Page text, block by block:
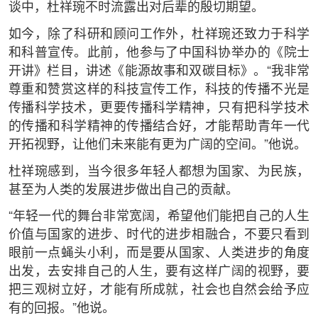
谈中，杜祥琬不时流露出对后辈的殷切期望。
如今，除了科研和顾问工作外，杜祥琬还致力于科学
和科普宣传。此前，他参与了中国科协举办的《院士
开讲》栏目，讲述《能源故事和双碳目标》。“我非常
尊重和赞赏这样的科技宣传工作，科技的传播不光是
传播科学技术，更要传播科学精神，只有把科学技术
的传播和科学精神的传播结合好，才能帮助青年一代
开拓视野，让他们未来能有更为广阔的空间。”他说。
杜祥琬感到，当今很多年轻人都想为国家、为民族，
甚至为人类的发展进步做出自己的贡献。
“年轻一代的舞台非常宽阔，希望他们能把自己的人生
价值与国家的进步、时代的进步相融合，不要只看到
眼前一点蝇头小利，而是要从国家、人类进步的角度
出发，去安排自己的人生，要有这样广阔的视野，要
把三观树立好，才能有所成就，社会也自然会给予应
有的回报。”他说。